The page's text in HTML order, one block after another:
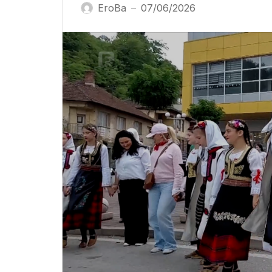
EroBa — 07/06/2026